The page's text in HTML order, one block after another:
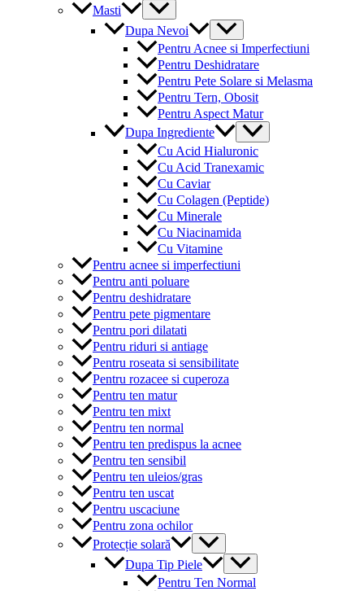
Masti
Menu
Toggle
Dupa Nevoi
Menu
Toggle
Pentru Acnee si Imperfectiuni
Pentru Deshidratare
Pentru Pete Solare si Melasma
Pentru Tern, Obosit
Pentru Aspect Matur
Dupa Ingrediente
Menu
Toggle
Cu Acid Hialuronic
Cu Acid Tranexamic
Cu Caviar
Cu Colagen (Peptide)
Cu Minerale
Cu Niacinamida
Cu Vitamine
Pentru acnee si imperfectiuni
Pentru anti poluare
Pentru deshidratare
Pentru pete pigmentare
Pentru pori dilatati
Pentru riduri si antiage
Pentru roseata si sensibilitate
Pentru rozacee si cuperoza
Pentru ten matur
Pentru ten mixt
Pentru ten normal
Pentru ten predispus la acnee
Pentru ten sensibil
Pentru ten uleios/gras
Pentru ten uscat
Pentru uscaciune
Pentru zona ochilor
Protecție solară
Menu
Toggle
Dupa Tip Piele
Menu
Toggle
Pentru Ten Normal